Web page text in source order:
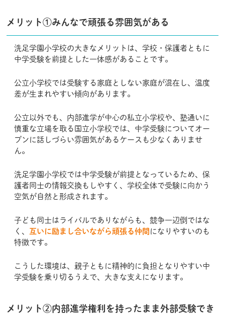
メリット①みんなで頑張る雰囲気がある
洗足学園小学校の大きなメリットは、学校・保護者ともに
中学受験を前提とした一体感があることです。
公立小学校では受験する家庭としない家庭が混在し、温度
差が生まれやすい傾向があります。
公立以外でも、内部進学が中心の私立小学校や、塾通いに
慎重な立場を取る国立小学校では、中学受験についてオー
プンに話しづらい雰囲気があるケースも少なくありませ
ん。
洗足学園小学校では中学受験が前提となっているため、保
護者同士の情報交換もしやすく、学校全体で受験に向かう
空気が自然と形成されます。
子ども同士はライバルでありながらも、競争一辺倒ではな
く、 互いに励まし合いながら頑張る仲間 になりやすいのも
特徴です。
こうした環境は、親子ともに精神的に負担となりやすい中
学受験を乗り切るうえで、大きな支えになります。
メリット②内部進学権利を持ったまま外部受験でき